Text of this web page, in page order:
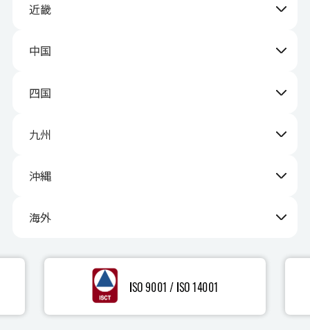
近畿
中国
四国
九州
沖縄
海外